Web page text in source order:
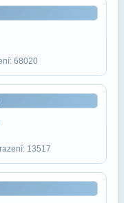
68020
13517